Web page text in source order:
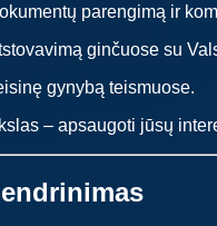
parengimą ir
ginčuose su
gynybą teismuose.
– apsaugoti jūsų